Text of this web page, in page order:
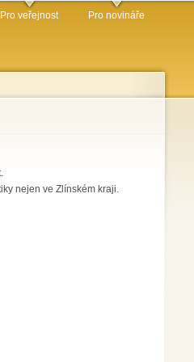
Pro veřejnost Pro novináře
nejen ve Zlínském kraji.